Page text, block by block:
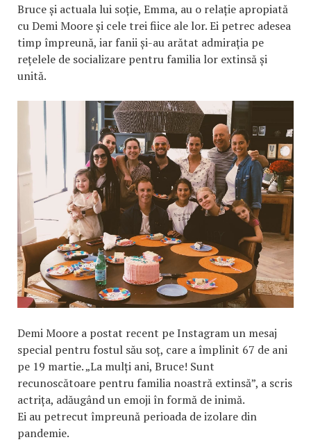
Bruce și actuala lui soție, Emma, au o relație apropiată
cu Demi Moore și cele trei fiice ale lor. Ei petrec adesea
timp împreună, iar fanii și-au arătat admirația pe
rețelele de socializare pentru familia lor extinsă și
unită.
Demi Moore a postat recent pe Instagram un mesaj
special pentru fostul său soț, care a împlinit 67 de ani
pe 19 martie. „La mulți ani, Bruce! Sunt
recunoscătoare pentru familia noastră extinsă”, a scris
actrița, adăugând un emoji în formă de inimă.
Ei au petrecut împreună perioada de izolare din
pandemie.